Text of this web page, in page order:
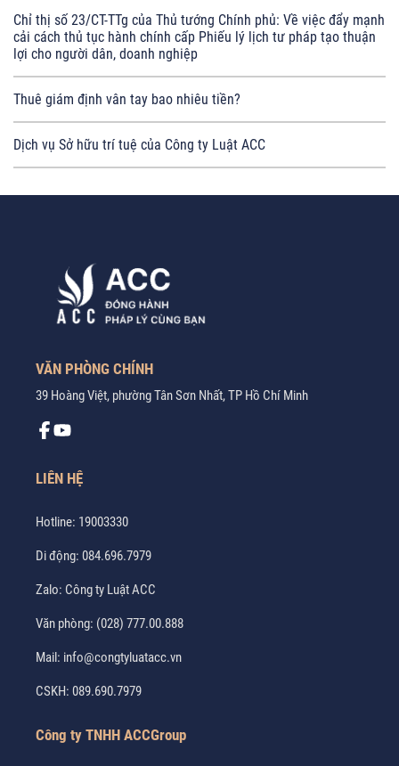
Chỉ thị số 23/CT-TTg của Thủ tướng Chính phủ: Về việc đẩy mạnh
cải cách thủ tục hành chính cấp Phiếu lý lịch tư pháp tạo thuận
lợi cho người dân, doanh nghiệp
Thuê giám định vân tay bao nhiêu tiền?
Dịch vụ Sở hữu trí tuệ của Công ty Luật ACC
VĂN PHÒNG CHÍNH
39 Hoàng Việt, phường Tân Sơn Nhất, TP Hồ Chí Minh
LIÊN HỆ
Hotline: 19003330
Di động: 084.696.7979
Zalo: Công ty Luật ACC
Văn phòng: (028) 777.00.888
Mail: info@congtyluatacc.vn
CSKH: 089.690.7979
Công ty TNHH ACCGroup